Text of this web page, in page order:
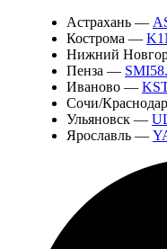
Астрахань —
Кострома —
Нижний
Пенза —
Иваново —
Сочи/
Ульяновск —
Ярославль —